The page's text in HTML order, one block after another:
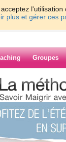
plus et gérer ces
Groupes
>
nicoletonnellevaspart